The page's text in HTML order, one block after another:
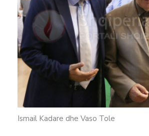
Ismail Kadare dhe Vaso Tole